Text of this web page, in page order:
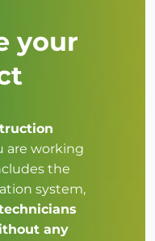
your
are working
the
system,
any